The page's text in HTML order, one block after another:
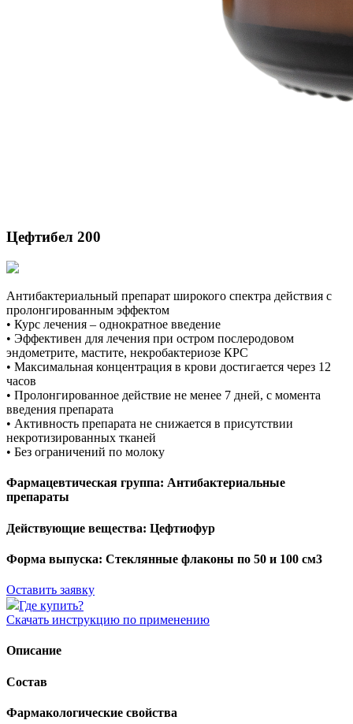
Цефтибел 200
Антибактериальный препарат широкого спектра действия с
пролонгированным эффектом
• Курс лечения – однократное введение
• Эффективен для лечения при остром послеродовом
эндометрите, мастите, некробактериозе КРС
• Максимальная концентрация в крови достигается через 12
часов
• Пролонгированное действие не менее 7 дней, с момента
введения препарата
• Активность препарата не снижается в присутствии
некротизированных тканей
• Без ограничений по молоку
Фармацевтическая группа: Антибактериальные
препараты
Действующие вещества: Цефтиофур
Форма выпуска: Стеклянные флаконы по 50 и 100 см3
Оставить заявку
Где купить?
Скачать инструкцию по применению
Описание
Состав
Фармакологические свойства